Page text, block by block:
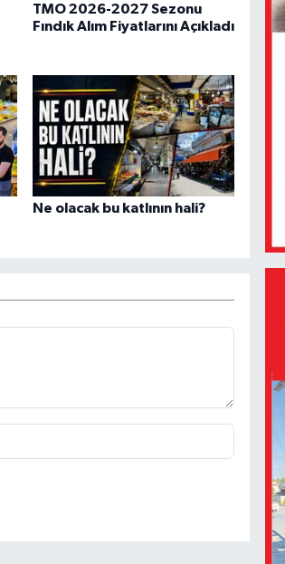
TMO 2026-2027 Sezonu
Fındık Alım Fiyatlarını Açıkladı
Ne olacak bu katlının hali?